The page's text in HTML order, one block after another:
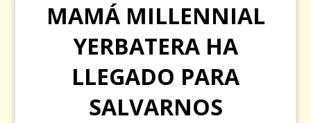
MAMÁ MILLENNIAL
YERBATERA HA
LLEGADO PARA
SALVARNOS